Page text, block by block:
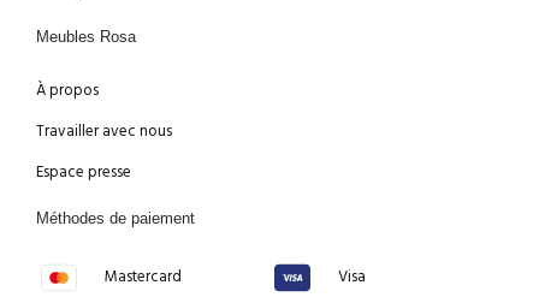
Meubles Rosa
À propos
Travailler avec nous
Espace presse
Méthodes de paiement
Mastercard Visa